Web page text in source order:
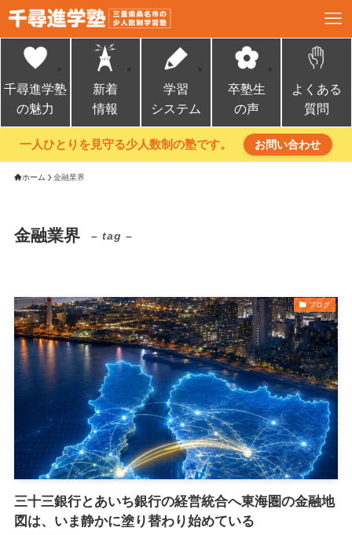
千尋進学塾
の魅力
新着
情報
学習
システム
卒塾生
の声
よくある
質問
一人ひとりを見守る少人数制の塾です。 お問い合わせ
ホーム 金融業界
金融業界 – tag –
ブログ
三十三銀行とあいち銀行の経営統合へ東海圏の金融地
図は、いま静かに塗り替わり始めている